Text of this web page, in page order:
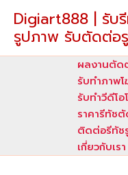
content
Digiart888 | รับ
รูปภาพ รับตัดต่อ
ผลงานตัด
รับทําภาพ
รับทำวีดีโ
ราคารีทัช
ติดต่อรีทัช
เกี่ยวกับเรา